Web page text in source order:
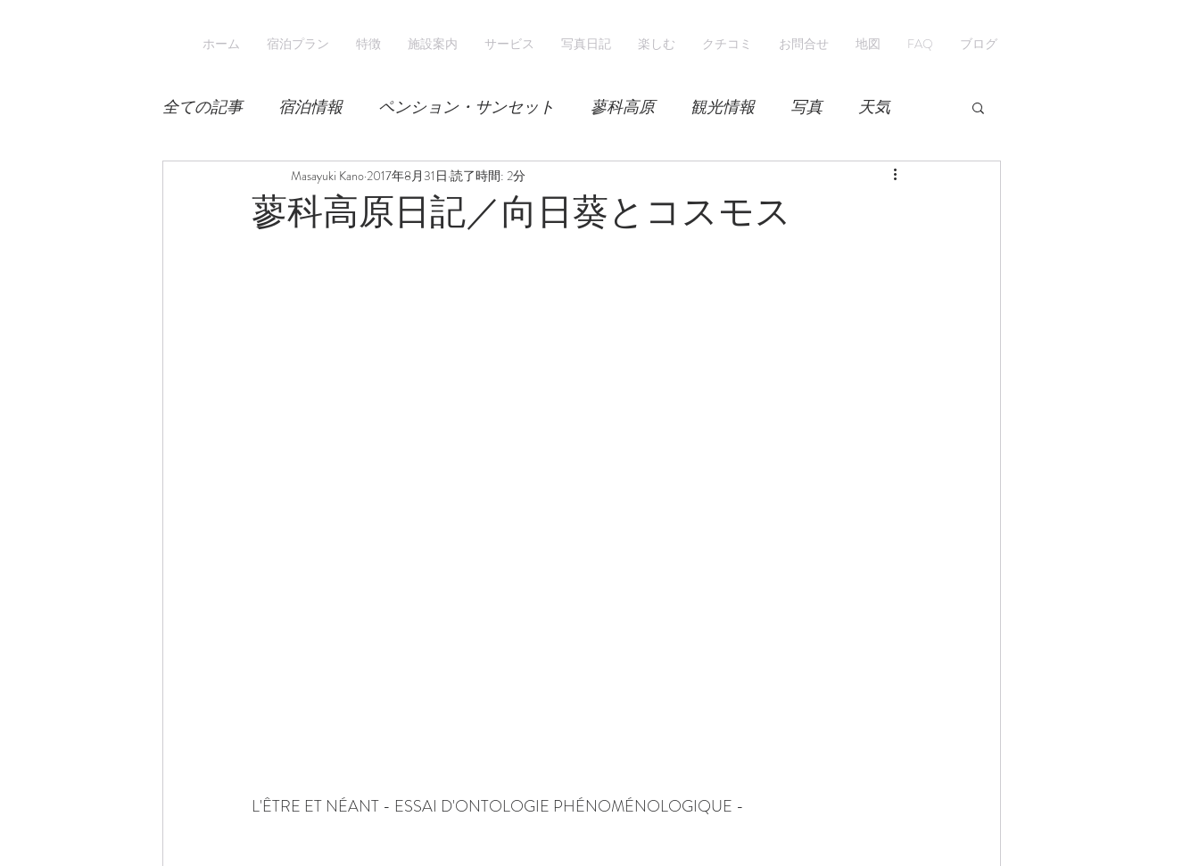
ホーム 宿泊プラン 特徴 施設案内 サービス 写真日記 楽しむ クチコミ お問合せ 地図 FAQ ブログ
全ての記事 宿泊情報 ペンション・サンセット 蓼科高原 観光情報 写真 天気
宿泊 気候 レンゲツツジ 紅葉
蓼科高原日記／向日葵とコスモス
Masayuki Kano 2017年8月31日 読了時間: 2分
L'ÊTRE ET NÉANT - ESSAI D'ONTOLOGIE PHÉNOMÉNOLOGIQUE -